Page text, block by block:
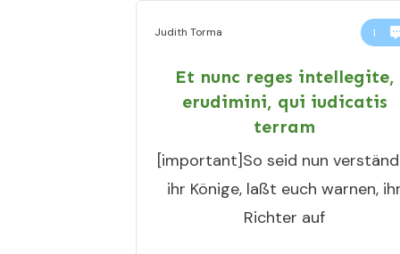
Judith Torma 1
Et nunc reges intellegite,
erudimini, qui iudicatis
terram
[important]So seid nun
ihr Könige, laßt euch warnen,
Richter auf